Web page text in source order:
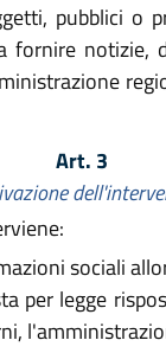
pubblici o
fornire
Art. 3
sociali
per legge